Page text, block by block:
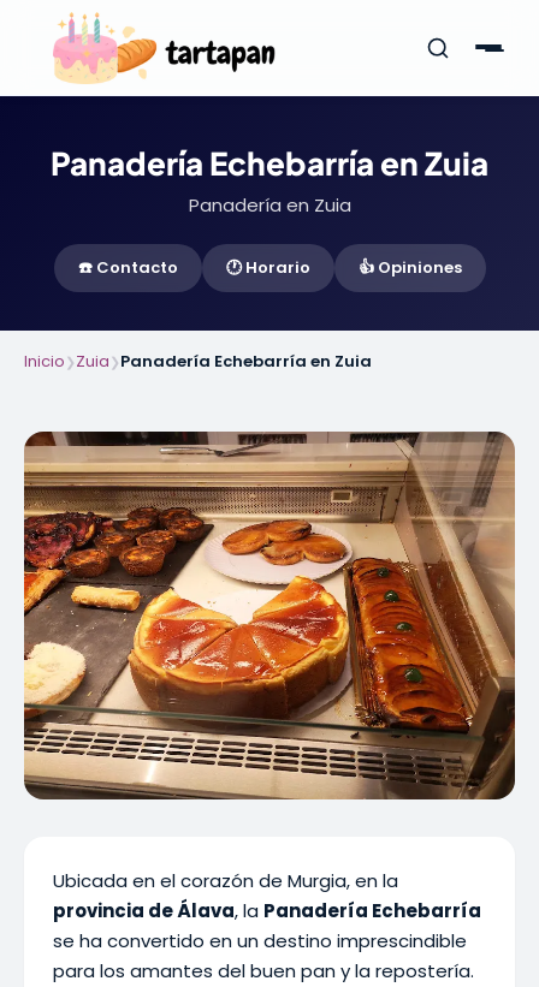
Panadería Echebarría en Zuia
Panadería en Zuia
☎️ Contacto 🕐 Horario 👍 Opiniones
Inicio❯Zuia❯Panadería Echebarría en Zuia
Ubicada en el corazón de Murgia, en la
provincia de Álava, la Panadería Echebarría
se ha convertido en un destino imprescindible
para los amantes del buen pan y la repostería.